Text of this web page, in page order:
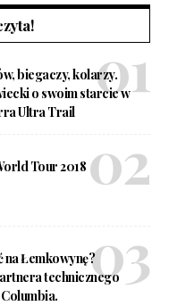
biegaczy, kolarzy.
o swoim starcie w
Ultra Trail
Tour 2018
na Łemkowynę?
technicznego